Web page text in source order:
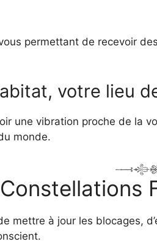
permettant de recevoir
votre lieu
une vibration proche de la
monde.
mettre à jour les blocages,